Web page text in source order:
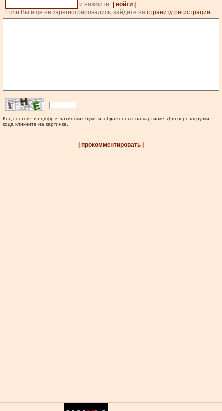
и нажмите
| войти |
.
Если Вы еще не зарегистрировались, зайдите на страницу регистрации.
Код состоит из цифр и латинских букв, изображенных на картинке. Для перезагрузки
кода кликните на картинке.
| прокомментировать |